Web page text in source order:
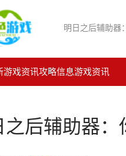
明日之后辅助器
游戏资讯攻略信息游戏资讯
之后辅助器：